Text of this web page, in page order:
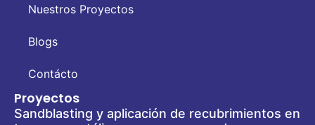
Nuestros Proyectos
Blogs
Contácto
Proyectos
Sandblasting y aplicación de recubrimientos en